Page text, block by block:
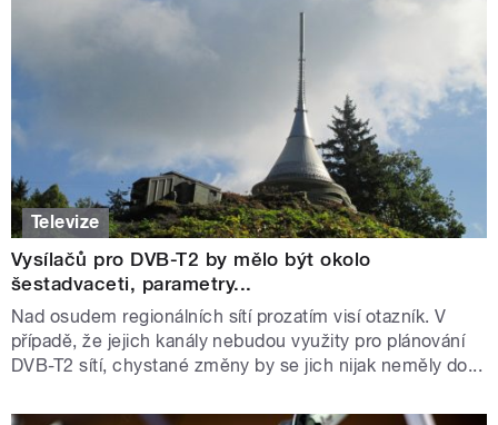
Televize
Vysílačů pro DVB-T2 by mělo být okolo
šestadvaceti, parametry...
Nad osudem regionálních sítí prozatím visí otazník. V
případě, že jejich kanály nebudou využity pro plánování
DVB-T2 sítí, chystané změny by se jich nijak neměly do...